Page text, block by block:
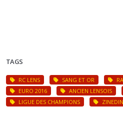
TAGS
RC LENS SANG ET OR
EURO 2016
ANCIEN LENSOIS
LIGUE DES CHAMPIONS